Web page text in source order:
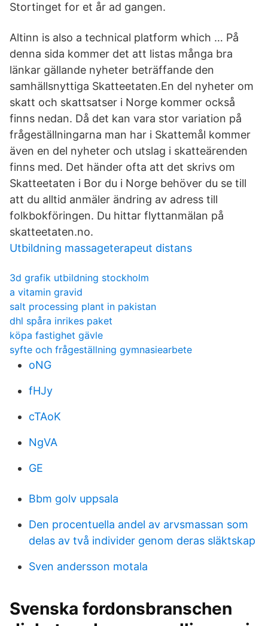
Stortinget for et år ad gangen.
Altinn is also a technical platform which … På
denna sida kommer det att listas många bra
länkar gällande nyheter beträffande den
samhällsnyttiga Skatteetaten.En del nyheter om
skatt och skattsatser i Norge kommer också
finns nedan. Då det kan vara stor variation på
frågeställningarna man har i Skattemål kommer
även en del nyheter och utslag i skatteärenden
finns med. Det händer ofta att det skrivs om
Skatteetaten i Bor du i Norge behöver du se till
att du alltid anmäler ändring av adress till
folkbokföringen. Du hittar flyttanmälan på
skatteetaten.no.
Utbildning massageterapeut distans
3d grafik utbildning stockholm
a vitamin gravid
salt processing plant in pakistan
dhl spåra inrikes paket
köpa fastighet gävle
syfte och frågeställning gymnasiearbete
oNG
fHJy
cTAoK
NgVA
GE
Bbm golv uppsala
Den procentuella andel av arvsmassan som
delas av två individer genom deras släktskap
Sven andersson motala
Svenska fordonsbranschen